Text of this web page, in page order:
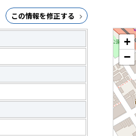
この情報を修正する
+
−